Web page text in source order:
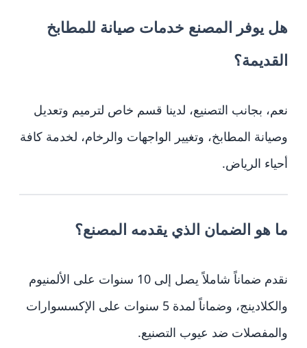
هل يوفر المصنع خدمات صيانة للمطابخ
القديمة؟
نعم، بجانب التصنيع، لدينا قسم خاص لترميم وتعديل
وصيانة المطابخ، وتغيير الواجهات والرخام، لخدمة كافة
أحياء الرياض.
ما هو الضمان الذي يقدمه المصنع؟
نقدم ضماناً شاملاً يصل إلى 10 سنوات على الألمنيوم
والكلادينج، وضماناً لمدة 5 سنوات على الإكسسوارات
والمفصلات ضد عيوب التصنيع.